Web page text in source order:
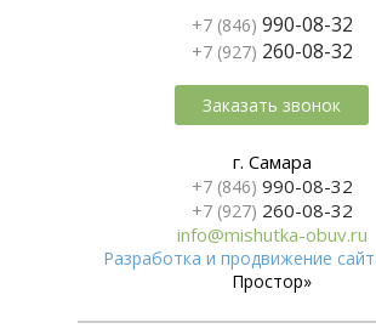
+7 (846) 990-08-32
+7 (927) 260-08-32
Заказать звонок
г. Самара
+7 (846) 990-08-32
+7 (927) 260-08-32
info@mishutka-obuv.ru
Разработка и продвижение
Простор»